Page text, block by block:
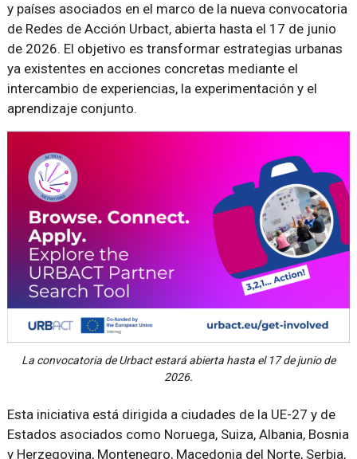
y países asociados en el marco de la nueva convocatoria
de Redes de Acción Urbact, abierta hasta el 17 de junio
de 2026. El objetivo es transformar estrategias urbanas
ya existentes en acciones concretas mediante el
intercambio de experiencias, la experimentación y el
aprendizaje conjunto.
La convocatoria de Urbact estará abierta hasta el 17 de junio de
2026.
Esta iniciativa está dirigida a ciudades de la UE-27 y de
Estados asociados como Noruega, Suiza, Albania, Bosnia
y Herzegovina, Montenegro, Macedonia del Norte, Serbia,